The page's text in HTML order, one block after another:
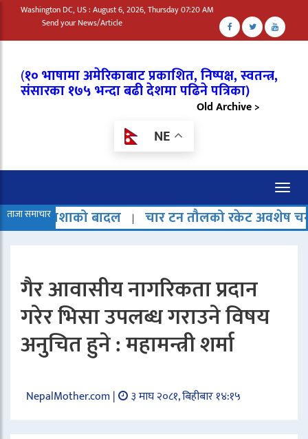
Washington DC, US : August 6, 2026, Thursday 07:20 AM
Send your News/Article
(१० भाषामा अमेरिकाबाट प्रकाशित, निष्पक्ष, स्वतन्त्र,
संसारका १७५ भन्दा बढी देशमा पढिने पत्रिका)
Old Archive >
NE
ताजा समाचार
बादल | चार टन तौलको रकेट अवशेष चन्द्रमामा
गैर आवासीय नागरिकता प्रदान
गरेर भिसा उपलब्ध गराउने विषय
अनुचित हुने : महामन्त्री शर्मा
NepalMother.com | ३ माघ २०८१, बिहीबार १४:१५